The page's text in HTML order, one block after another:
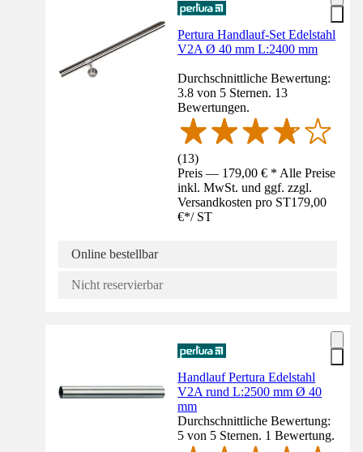
Pertura Handlauf-Set Edelstahl
V2A Ø 40 mm L:2400 mm
Durchschnittliche Bewertung:
3.8 von 5 Sternen. 13
Bewertungen.
(13)
Preis — 179,00 € * Alle Preise
inkl. MwSt. und ggf. zzgl.
Versandkosten pro ST179,00
€*/ ST
Online bestellbar
Nicht reservierbar
Handlauf Pertura Edelstahl
V2A rund L:2500 mm Ø 40
mm
Durchschnittliche Bewertung:
5 von 5 Sternen. 1 Bewertung.